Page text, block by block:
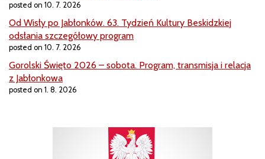
posted on 10. 7. 2026
Od Wisły po Jabłonków. 63. Tydzień Kultury Beskidzkiej
odsłania szczegółowy program
posted on 10. 7. 2026
Gorolski Święto 2026 – sobota. Program, transmisja i relacja
z Jabłonkowa
posted on 1. 8. 2026